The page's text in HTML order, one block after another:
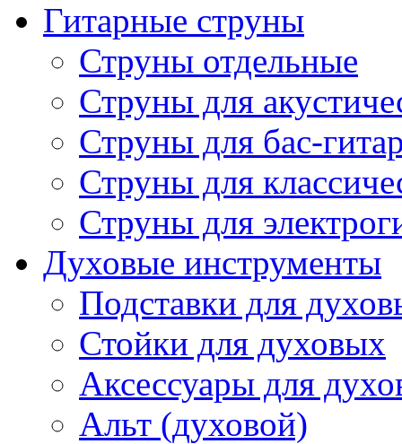
Гитарные струны
Струны отдельные
Струны для
Струны для бас-
Струны для
Струны для
Духовые инструменты
Подставки для
Стойки для духовых
Аксессуары для
Альт (духовой)